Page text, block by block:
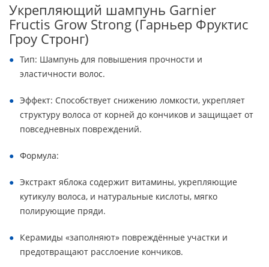
Укрепляющий шампунь Garnier
Fructis Grow Strong (Гарньер Фруктис
Гроу Стронг)
Тип: Шампунь для повышения прочности и
эластичности волос.
Эффект: Способствует снижению ломкости, укрепляет
структуру волоса от корней до кончиков и защищает от
повседневных повреждений.
Формула:
Экстракт яблока содержит витамины, укрепляющие
кутикулу волоса, и натуральные кислоты, мягко
полирующие пряди.
Керамиды «заполняют» повреждённые участки и
предотвращают расслоение кончиков.